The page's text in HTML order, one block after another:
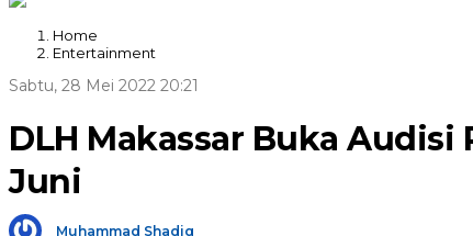
Home
Entertainment
Sabtu, 28 Mei 2022 20:21
DLH Makassar Buka
Juni
Muhammad Shadiq